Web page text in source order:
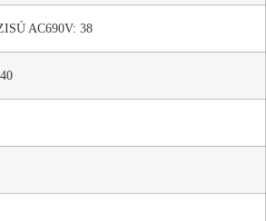
AC690V: 38